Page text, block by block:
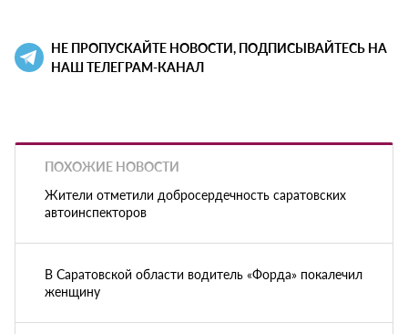
НЕ ПРОПУСКАЙТЕ НОВОСТИ, ПОДПИСЫВАЙТЕСЬ НА
НАШ ТЕЛЕГРАМ-КАНАЛ
ПОХОЖИЕ НОВОСТИ
Жители отметили добросердечность саратовских
автоинспекторов
В Саратовской области водитель «Форда» покалечил
женщину